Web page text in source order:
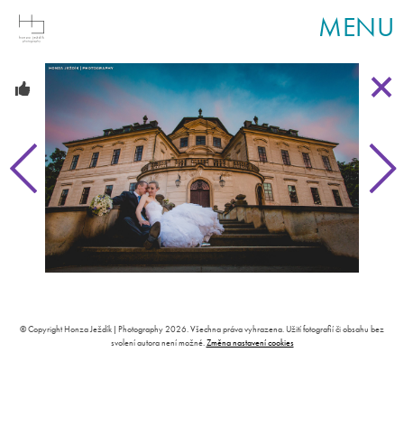
MENU
© Copyright Honza Ježdík | Photography 2026. Všechna práva vyhrazena. Užití fotografií či obsahu bez
svolení autora není možné.Změna nastavení cookies